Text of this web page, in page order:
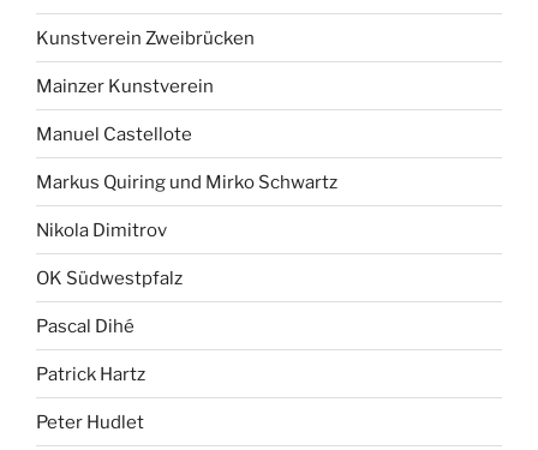
Kunstverein Zweibrücken
Mainzer Kunstverein
Manuel Castellote
Markus Quiring und Mirko Schwartz
Nikola Dimitrov
OK Südwestpfalz
Pascal Dihé
Patrick Hartz
Peter Hudlet